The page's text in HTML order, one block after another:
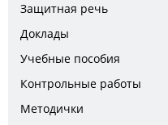
Защитная речь
Доклады
Учебные пособия
Контрольные работы
Методички